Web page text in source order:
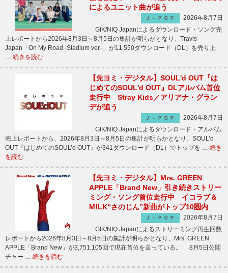
によるユニット曲が追う
Ｊ－ＰＯＰ
2026年8月7日
GfK/NIQ Japanによるダウンロード・ソング売
上レポートから2026年8月3日～8月5日の集計が明らかとなり、Travis
Japan「On My Road -Stadium ver.-」が11,550ダウンロード（DL）を売り上
… 続きを読む
【先ヨミ・デジタル】SOUL'd OUT『は
じめてのSOUL'd OUT』DLアルバム首位
走行中 Stray Kids／アリアナ・グラン
デが追う
Ｊ－ＰＯＰ
2026年8月7日
GfK/NIQ Japanによるダウンロード・アルバム
売上レポートから、2026年8月3日～8月5日の集計が明らかとなり、SOUL’d
OUT『はじめてのSOUL’d OUT』が341ダウンロード（DL）でトップを … 続き
を読む
【先ヨミ・デジタル】Mrs. GREEN
APPLE「Brand New」引き続きストリー
ミング・ソング首位走行中 イコラブ＆
M!LK“さのじん”新曲がトップ10圏内
Ｊ－ＰＯＰ
2026年8月7日
GfK/NIQ Japanによるストリーミング再生回数
レポートから2026年8月3日～8月5日の集計が明らかとなり、Mrs. GREEN
APPLE「Brand New」が3,751,105回で現在首位を走っている。 8月5日公開
チャー … 続きを読む